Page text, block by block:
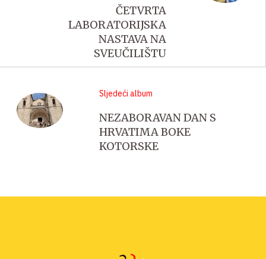
ČETVRTA
LABORATORIJSKA
NASTAVA NA
SVEUČILIŠTU
Sljedeći album
NEZABORAVAN DAN S
HRVATIMA BOKE
KOTORSKE